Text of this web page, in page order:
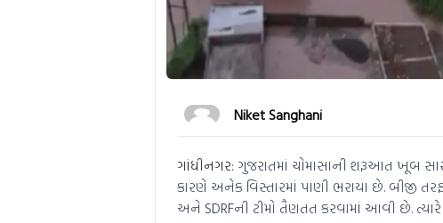
Niket Sanghani
ગાંધીનગર: ગુજરાતમાં ચોમાસાની શરૂઆત ખૂબ
કારણે અનેક વિસ્તારમાં પાણી ભરાયા છે. બીજી
અને SDRFની ટીમો તૈણતત કરવામાં આવી છે.